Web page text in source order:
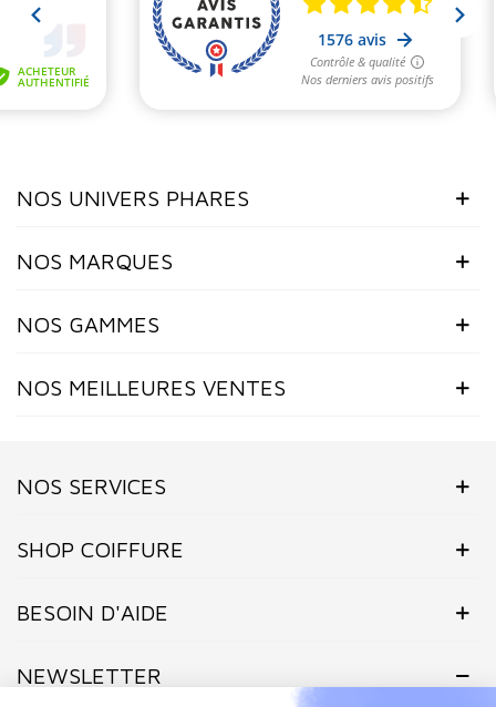
NOS UNIVERS PHARES
NOS MARQUES
NOS GAMMES
NOS MEILLEURES VENTES
NOS SERVICES
SHOP COIFFURE
BESOIN D'AIDE
NEWSLETTER